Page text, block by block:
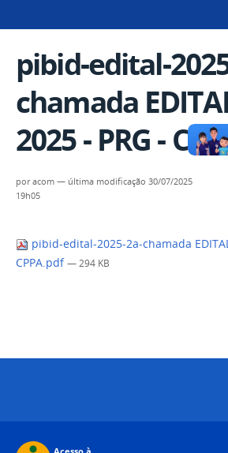
pibid-edital-
chamada
2025 - PRG -
poracom — última modificação 30/07/2025
19h05
pibid-edital-2025-2a-chamada
CPPA.pdf — 294 KB